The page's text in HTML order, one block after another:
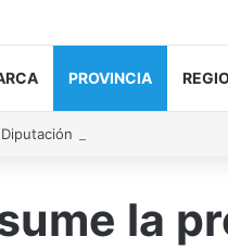
PROVINCIA
la